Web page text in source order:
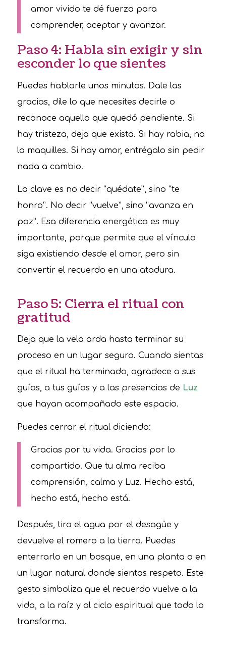
amor vivido te dé fuerza para
comprender, aceptar y avanzar.
Paso 4: Habla sin exigir y sin
esconder lo que sientes
Puedes hablarle unos minutos. Dale las
gracias, dile lo que necesites decirle o
reconoce aquello que quedó pendiente. Si
hay tristeza, deja que exista. Si hay rabia, no
la maquilles. Si hay amor, entrégalo sin pedir
nada a cambio.
La clave es no decir “quédate”, sino “te
honro”. No decir “vuelve”, sino “avanza en
paz”. Esa diferencia energética es muy
importante, porque permite que el vínculo
siga existiendo desde el amor, pero sin
convertir el recuerdo en una atadura.
Paso 5: Cierra el ritual con
gratitud
Deja que la vela arda hasta terminar su
proceso en un lugar seguro. Cuando sientas
que el ritual ha terminado, agradece a sus
guías, a tus guías y a las presencias de Luz
que hayan acompañado este espacio.
Puedes cerrar el ritual diciendo:
Gracias por tu vida. Gracias por lo
compartido. Que tu alma reciba
comprensión, calma y Luz. Hecho está,
hecho está, hecho está.
Después, tira el agua por el desagüe y
devuelve el romero a la tierra. Puedes
enterrarlo en un bosque, en una planta o en
un lugar natural donde sientas respeto. Este
gesto simboliza que el recuerdo vuelve a la
vida, a la raíz y al ciclo espiritual que todo lo
transforma.